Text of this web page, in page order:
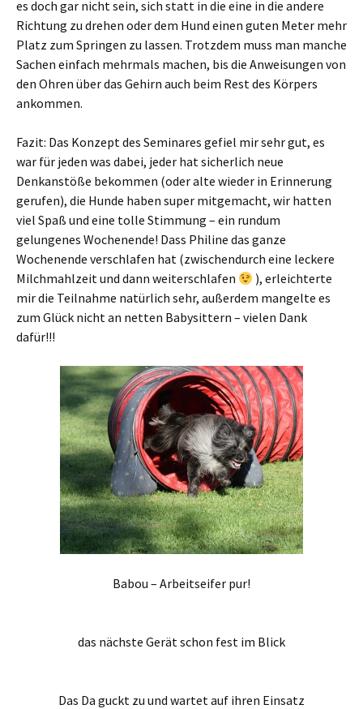
es doch gar nicht sein, sich statt in die eine in die andere
Richtung zu drehen oder dem Hund einen guten Meter mehr
Platz zum Springen zu lassen. Trotzdem muss man manche
Sachen einfach mehrmals machen, bis die Anweisungen von
den Ohren über das Gehirn auch beim Rest des Körpers
ankommen.
Fazit: Das Konzept des Seminares gefiel mir sehr gut, es
war für jeden was dabei, jeder hat sicherlich neue
Denkanstöße bekommen (oder alte wieder in Erinnerung
gerufen), die Hunde haben super mitgemacht, wir hatten
viel Spaß und eine tolle Stimmung – ein rundum
gelungenes Wochenende! Dass Philine das ganze
Wochenende verschlafen hat (zwischendurch eine leckere
Milchmahlzeit und dann weiterschlafen
), erleichterte
mir die Teilnahme natürlich sehr, außerdem mangelte es
zum Glück nicht an netten Babysittern – vielen Dank
dafür!!!
Babou – Arbeitseifer pur!
das nächste Gerät schon fest im Blick
Das Da guckt zu und wartet auf ihren Einsatz